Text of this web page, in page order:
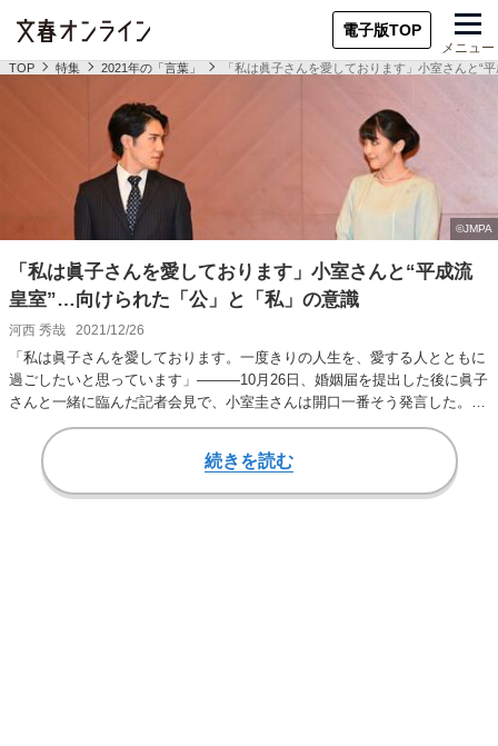
電子版TOP
メニュー
TOP 特集 2021年の「言葉」 「私は眞子さんを愛しております」小室さんと“
「私は眞子さんを愛しております」小室さんと“平成流
皇室”…向けられた「公」と「私」の意識
河西 秀哉 2021/12/26
「私は眞子さんを愛しております。一度きりの人生を、愛する人とともに
過ごしたいと思っています」―――10月26日、婚姻届を提出した後に眞子
さんと一緒に臨んだ記者会見で、小室圭さんは開口一番そう発言した。
2017年9月…
続きを読む